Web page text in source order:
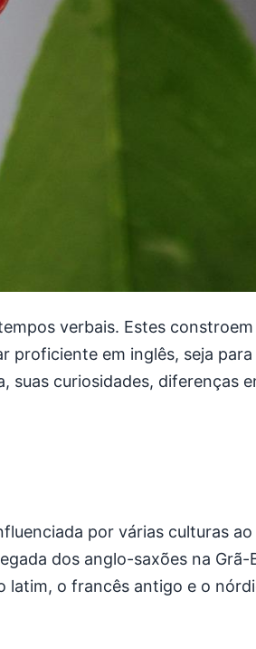
verbais. Estes
em inglês, seja
curiosidades, diferenças
por várias culturas
dos anglo-saxões na
latim, o francês antigo e o